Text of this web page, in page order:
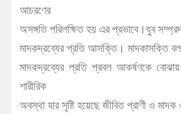
আচরণের
অসঙ্গতি পরিলক্ষিত হয় এর প্রভাবে।যুব
মাদকদ্রব্যের প্রতি আসক্তি। মাদকাসক্তি
মাদকদ্রব্যের প্রতি প্রবল আকর্ষণকে
শারীরিক
অবস্থা যার সৃষ্টি হয়েছে জীবিত প্রাণী ও মাদক